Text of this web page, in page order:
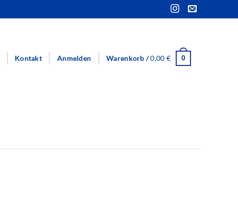
Kontakt Anmelden Warenkorb /0,00 € 0